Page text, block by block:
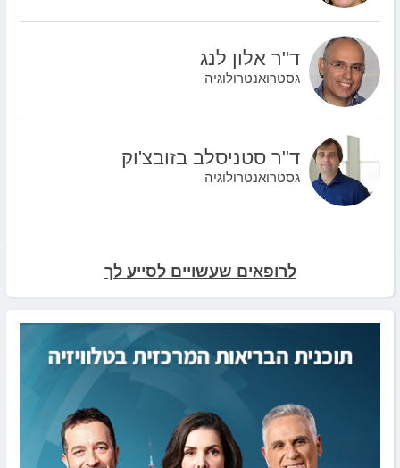
ד"ר אלון לנג
גסטרואנטרולוגיה
ד"ר סטניסלב בזובצ'וק
גסטרואנטרולוגיה
לרופאים שעשויים לסייע לך